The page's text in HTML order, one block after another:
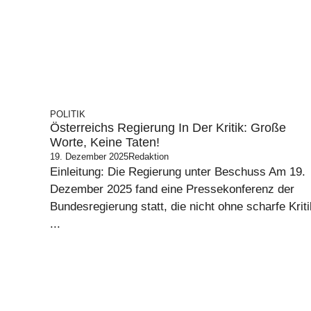
POLITIK
Österreichs Regierung In Der Kritik: Große
Worte, Keine Taten!
19. Dezember 2025Redaktion
Einleitung: Die Regierung unter Beschuss Am 19.
Dezember 2025 fand eine Pressekonferenz der
Bundesregierung statt, die nicht ohne scharfe
...